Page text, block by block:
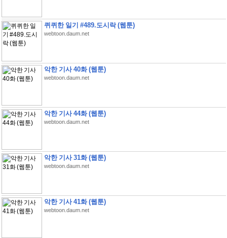
퀴퀴한 일기 #489.도시락 (웹툰)
webtoon.daum.net
악한 기사 40화 (웹툰)
webtoon.daum.net
악한 기사 44화 (웹툰)
webtoon.daum.net
악한 기사 31화 (웹툰)
webtoon.daum.net
악한 기사 41화 (웹툰)
webtoon.daum.net